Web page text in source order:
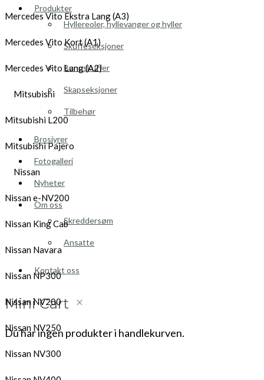
Produkter
Hyllereoler, hyllevanger og hyller
Skuffeseksjoner
Bunnskuffer
Skapseksjoner
Tilbehør
Brosjyrer
Fotogalleri
Nyheter
Om oss
Skreddersøm
Ansatte
Kontakt oss
Mini Cart
Du har ingen produkter i handlekurven.
Mercedes Vito Ekstra Lang (A3)
Mercedes Vito Kort (A1)
Mercedes Vito Lang (A2)
Mitsubishi
Mitsubishi L200
Mitsubishi Pajero
Nissan
Nissan e-NV200
Nissan King Cab
Nissan Navara
Nissan NP300
Nissan NV200
Nissan NV250
Nissan NV300